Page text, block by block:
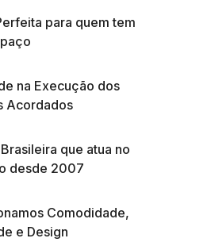
para quem tem
na Execução dos
Acordados
que atua no
desde 2007
Comodidade,
e Design